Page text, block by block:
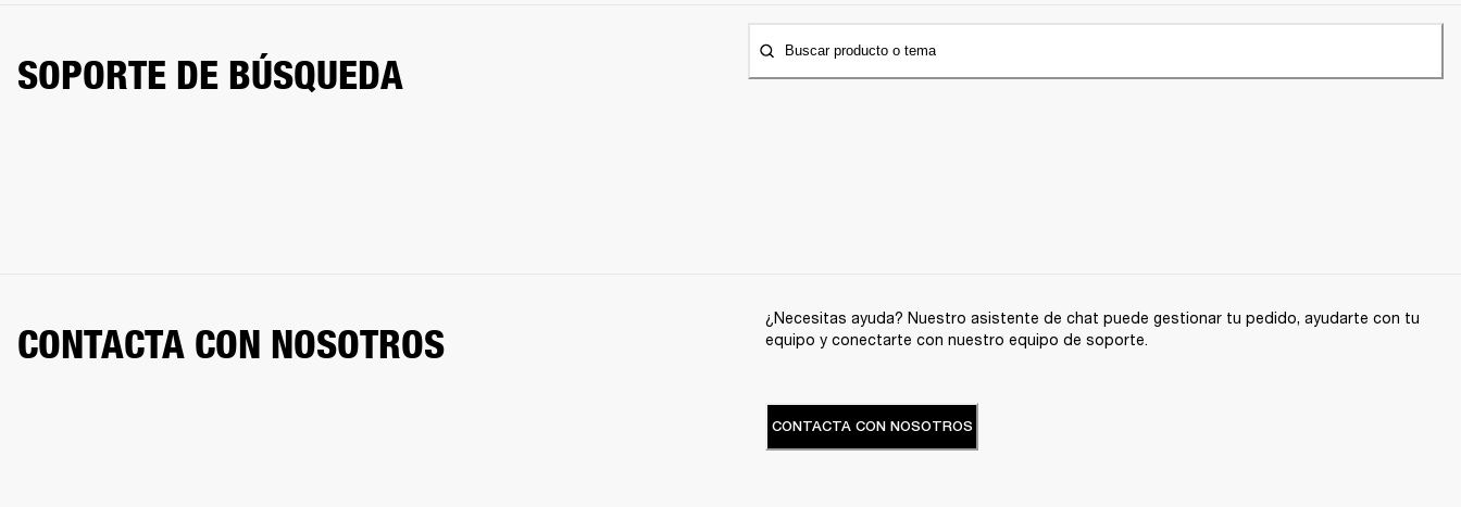
SOPORTE DE BÚSQUEDA Buscar producto o tema
CONTACTA CON NOSOTROS
¿Necesitas ayuda? Nuestro asistente de chat puede gestionar tu pedido, ayudarte con tu
equipo y conectarte con nuestro equipo de soporte.
CONTACTA CON NOSOTROS